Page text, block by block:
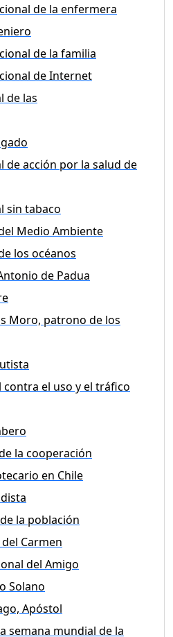
de la enfermera
de la familia
de Internet
de las
de acción por la salud de
sin tabaco
Medio Ambiente
los océanos
de Padua
Moro, patrono de los
contra el uso y el tráfico
la cooperación
en Chile
la población
Carmen
del Amigo
Solano
Apóstol
semana mundial de la